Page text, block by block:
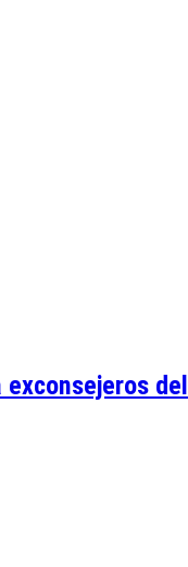
del